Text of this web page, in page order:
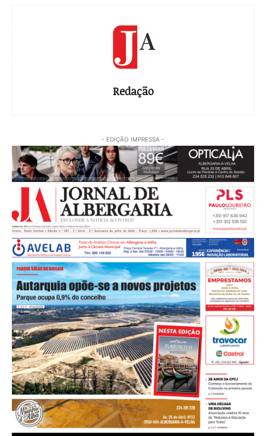
Redação
- EDIÇÃO IMPRESSA -